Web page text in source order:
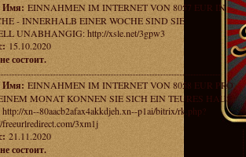
Имя: EINNAHMEN IM INTERNET VON 8057 EUR IN
- INNERHALB EINER WOCHE SIND SIE
UNABHANGIG: http://xsle.net/3gpw3
15.10.2020
состоит.
Имя: EINNAHMEN IM INTERNET VON 8058 EUR PRO
MONAT KONNEN SIE SICH EIN TEURES HAUS
xn--80aacb2afax4akkdjeh.xn--p1ai/bitrix/rk.php?
3xm1j
21.11.2020
состоит.